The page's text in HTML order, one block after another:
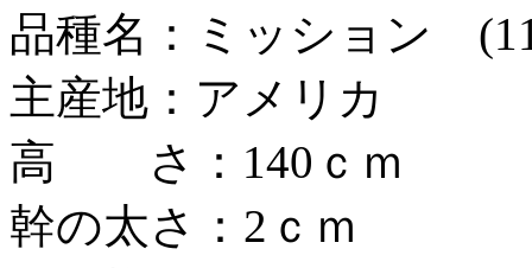
品種名：ミッション
主産地：アメリカ
高 さ：140ｃｍ
幹の太さ：2ｃｍ